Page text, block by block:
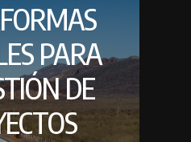
PARA
DE